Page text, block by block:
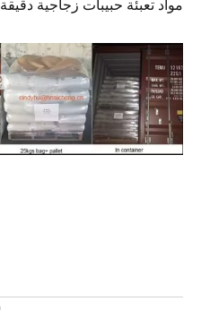
مواد تعبئة حبيبات زجاجية دقيقة